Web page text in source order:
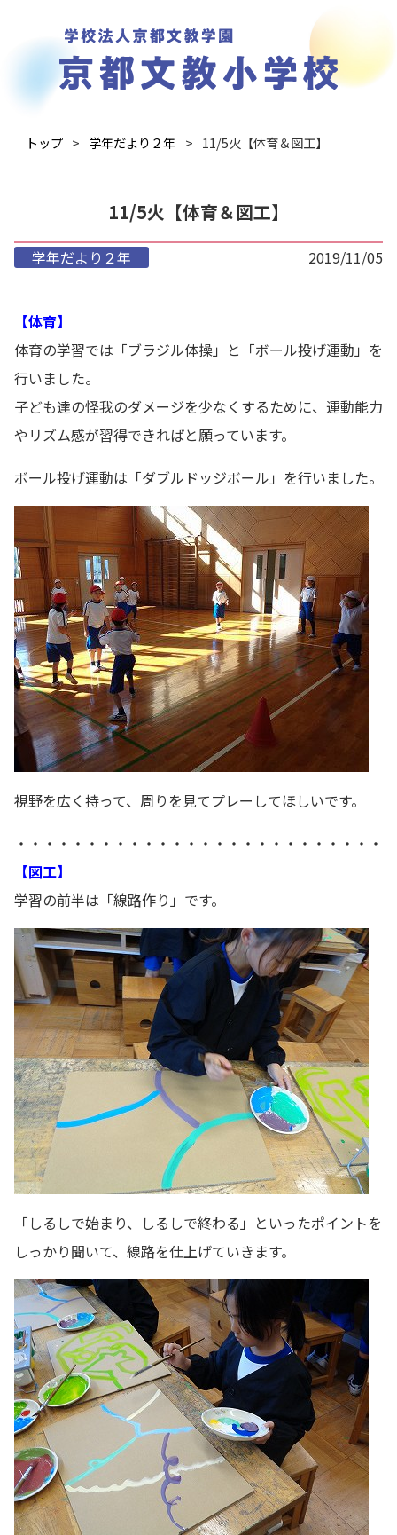
トップ 学年だより２年 11/5火【体育＆図工】
11/5火【体育＆図工】
学年だより２年 2019/11/05
【体育】
体育の学習では「ブラジル体操」と「ボール投げ運動」を
行いました。
子ども達の怪我のダメージを少なくするために、運動能力
やリズム感が習得できればと願っています。
ボール投げ運動は「ダブルドッジボール」を行いました。
視野を広く持って、周りを見てプレーしてほしいです。
・・・・・・・・・・・・・・・・・・・・・・・・・・
【図工】
学習の前半は「線路作り」です。
「しるしで始まり、しるしで終わる」といったポイントを
しっかり聞いて、線路を仕上げていきます。